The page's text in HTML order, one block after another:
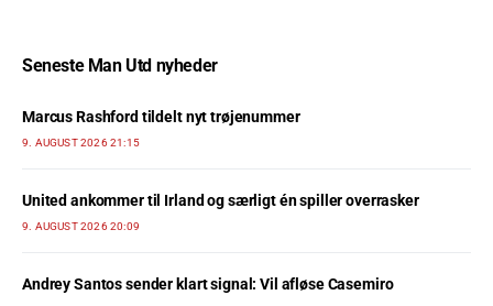
Seneste Man Utd nyheder
Marcus Rashford tildelt nyt trøjenummer
9. AUGUST 2026 21:15
United ankommer til Irland og særligt én spiller overrasker
9. AUGUST 2026 20:09
Andrey Santos sender klart signal: Vil afløse Casemiro